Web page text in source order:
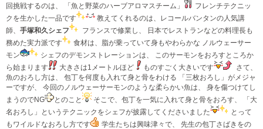
回挑戦するのは、 「魚と野菜のハーブアロマスチーム」
フレンチテクニッ
クを生かした一品です
教えてくれるのは、レコールバンタンの人気講
師、 手塚和久シェフ
フランスで修業し、 日本でレストランなどの料理長も
務めた実力派です
食材は、脂が乗っていて身もやわらかな ノルウェーサー
モン
シェフのデモンストレーションは、 このサーモンをおろすところか
ら始まります
大きさは1メートルほど ものすごく大きいです
さて、
魚のおろし方は、 包丁を何度も入れて身と骨をわける 「三枚おろし」がメジャ
ーですが、 今回のノルウェーサーモンのような柔らかい魚は、 身を傷つけてし
まうのでNG
とのこと
そこで、包丁を一気に入れて身と骨をおろす、 「大
名おろし」というテクニックをシェフが披露してくださいました
とって
もワイルドなおろし方です
学生たちは興味津々で、 先生の包丁さばきをの